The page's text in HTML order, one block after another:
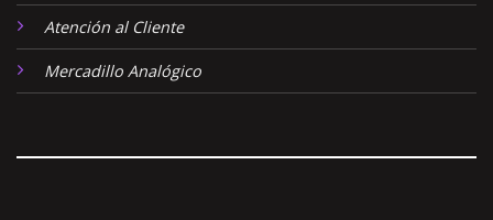
Atención al Cliente
Mercadillo Analógico